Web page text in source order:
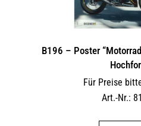
B196 – Poster
Für Preise
Art.-Nr.: